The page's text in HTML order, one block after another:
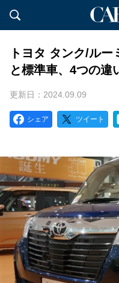
トヨタ タンク/ル
と標準車、4つの違
更新日：2024.09.09
シェア ツイート